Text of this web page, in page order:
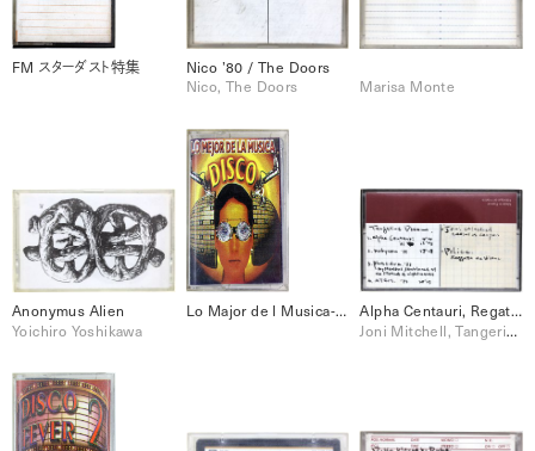
FM スターダスト特集
Nico ’80 / The Doors
Nico, The Doors
Marisa Monte
Anonymus Alien
Yoichiro Yoshikawa
Lo Major de l Musica-Disco / Designer Misic, That’s the way, etc.
Alpha Centauri, Regatta de Blanc, etc.
Joni Mitchell, Tangerine Dream, The Police